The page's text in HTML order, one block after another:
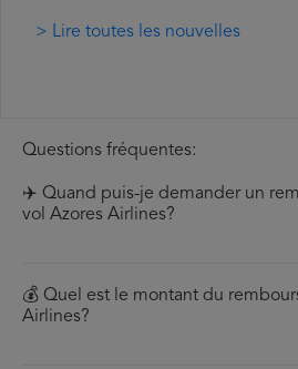
> Lire toutes les nouvelles
Questions fréquentes:
✈️ Quand puis-je demander un
vol Azores Airlines?
💰 Quel est le montant du
Airlines?